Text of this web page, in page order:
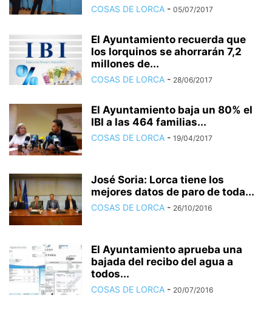
COSAS DE LORCA - 05/07/2017
El Ayuntamiento recuerda que
los lorquinos se ahorrarán 7,2
millones de...
COSAS DE LORCA - 28/06/2017
El Ayuntamiento baja un 80% el
IBI a las 464 familias...
COSAS DE LORCA - 19/04/2017
José Soria: Lorca tiene los
mejores datos de paro de toda...
COSAS DE LORCA - 26/10/2016
El Ayuntamiento aprueba una
bajada del recibo del agua a
todos...
COSAS DE LORCA - 20/07/2016